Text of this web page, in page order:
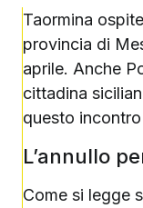
Taormina
provincia di
aprile. Anche
cittadina
questo
L’annullo
Come si legge